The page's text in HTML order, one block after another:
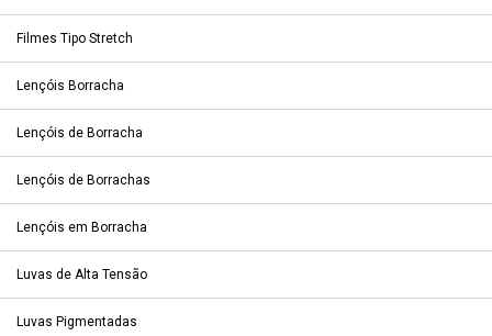
Filmes Tipo Stretch
Lençóis Borracha
Lençóis de Borracha
Lençóis de Borrachas
Lençóis em Borracha
Luvas de Alta Tensão
Luvas Pigmentadas